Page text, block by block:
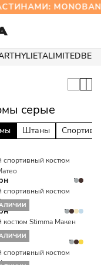
LIETALIMITED
серые
Штаны
костюм
костюм
Stimma Макен
костюм